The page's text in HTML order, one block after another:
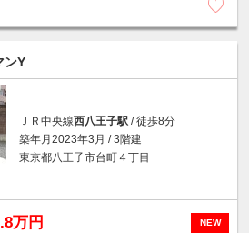
ンY
ＪＲ中央線西八王子駅 / 徒歩8分
築年月2023年3月 / 3階建
東京都八王子市台町４丁目
NEW
万円